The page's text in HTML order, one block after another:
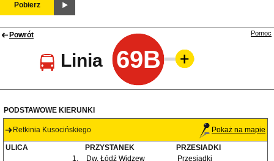
Pobierz
Powrót
Linia 69B
Pomoc
PODSTAWOWE KIERUNKI
Retkinia Kusocińskiego Pokaż na mapie
ULICA PRZYSTANEK
PRZESIADKI
1.
Dw. Łódź Widzew
Przesiadki